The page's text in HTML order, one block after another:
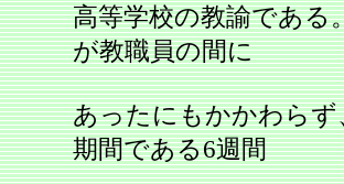
高等学校の教諭である
が教職員の間に
あったにもかかわらず
期間である6週間